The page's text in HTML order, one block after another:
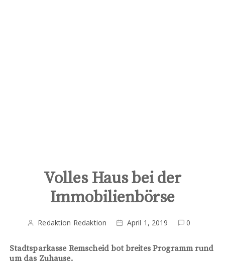
Volles Haus bei der
Immobilienbörse
Redaktion Redaktion April 1, 2019 0
Stadtsparkasse Remscheid bot breites Programm rund
um das Zuhause.